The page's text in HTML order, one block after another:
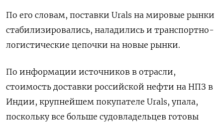
По его словам, поставки Urals на мировые рынки
стабилизировались, наладились и транспортно-
логистические цепочки на новые рынки.
По информации источников в отрасли,
стоимость доставки российской нефти на НПЗ в
Индии, крупнейшем покупателе Urals, упала,
поскольку все больше судовладельцев готовы